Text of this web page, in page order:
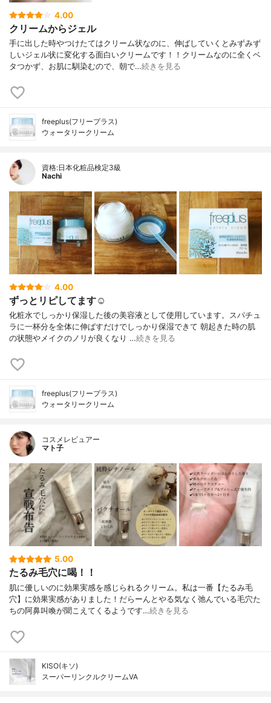
4.00
クリームからジェル
手に出した時やつけたてはクリーム状なのに、伸ばしていくとみずみず
しいジェル状に変化する面白いクリームです！！クリームなのに全くベ
タつかず、お肌に馴染むので、朝で…続きを見る
freeplus(フリープラス)
ウォータリークリーム
資格:日本化粧品検定3級
Nachi
4.00
ずっとリピしてます☺︎
化粧水でしっかり保湿した後の美容液として使用しています。スパチュ
ラに一杯分を全体に伸ばすだけでしっかり保湿できて 朝起きた時の肌
の状態やメイクのノリが良くなり …続きを見る
freeplus(フリープラス)
ウォータリークリーム
コスメレビュアー
マト子
5.00
たるみ毛穴に喝！！
肌に優しいのに効果実感を感じられるクリーム。私は一番【たるみ毛
穴】に効果実感がありました！だらーんとやる気なく弛んでいる毛穴た
ちの阿鼻叫喚が聞こえてくるようです…続きを見る
KISO(キソ)
スーパーリンクルクリームVA